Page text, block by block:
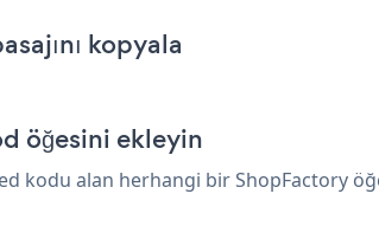
kopyala
öğesini ekleyin
alan herhangi bir ShopFactory